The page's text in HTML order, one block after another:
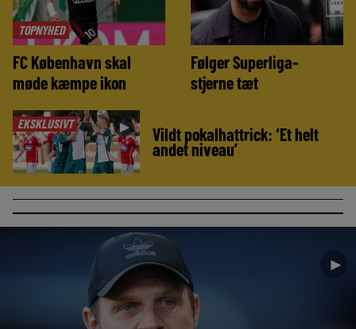
TOPNYHED
FC København skal
møde kæmpe ikon
Følger Superliga-
stjerne tæt
EKSKLUSIVT ► Vildt pokalhattrick: ‘Et helt
andet niveau’
►